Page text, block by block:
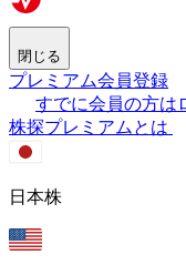
閉じる
プレミアム会員登録
すでに会員の方は
株探プレミアムとは
日本株